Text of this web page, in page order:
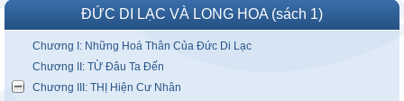
ĐỨC DI LẠC VÀ LONG HOA (sách 1)
Chương I: Những Hoá Thân Của Đức Di Lạc
Chương II: TỪ Đâu Ta Đến
Chương III: THỊ Hiện Cư Nhân